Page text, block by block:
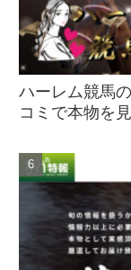
ハーレム競馬
コミで本物を